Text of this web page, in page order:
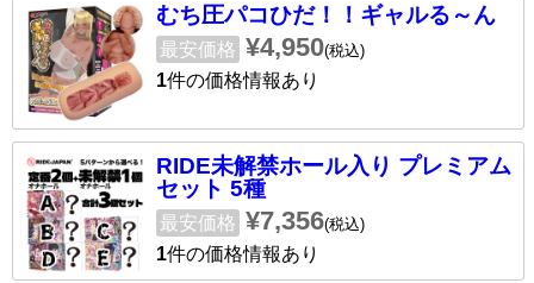
むち圧パコひだ！！ギャルる～ん
最安価格 ¥4,950(税込)
1件の価格情報あり
RIDE未解禁ホール入り プレミアム
セット 5種
最安価格 ¥7,356(税込)
1件の価格情報あり